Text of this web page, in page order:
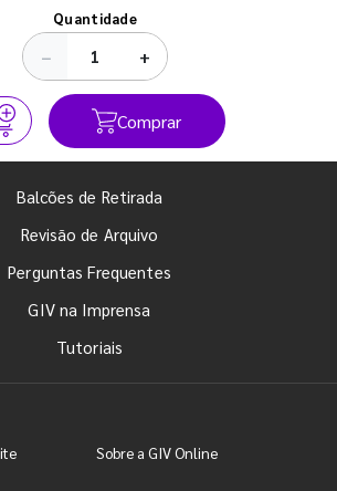
Quantidade
− +
Comprar
Balcões de Retirada
Revisão de Arquivo
Perguntas Frequentes
GIV na Imprensa
Tutoriais
Sobre a GIV Online